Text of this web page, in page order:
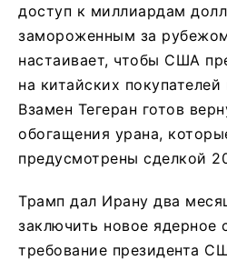
доступ к миллиардам
замороженным за
настаивает, чтобы США
на китайских
Взамен Тегеран готов
обогащения урана,
предусмотрены сделкой
Трамп дал Ирану два
заключить новое ядерное
требование президента